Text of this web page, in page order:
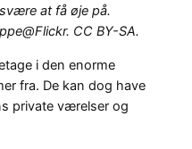
at få øje på.
CC BY-SA.
i den enorme
fra. De kan dog have
private værelser og